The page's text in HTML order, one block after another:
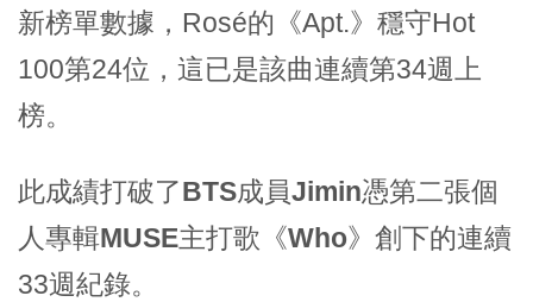
新榜單數據，Rosé的《Apt.》穩守Hot
100第24位，這已是該曲連續第34週上
榜。
此成績打破了BTS成員Jimin憑第二張個
人專輯MUSE主打歌《Who》創下的連續
33週紀錄。